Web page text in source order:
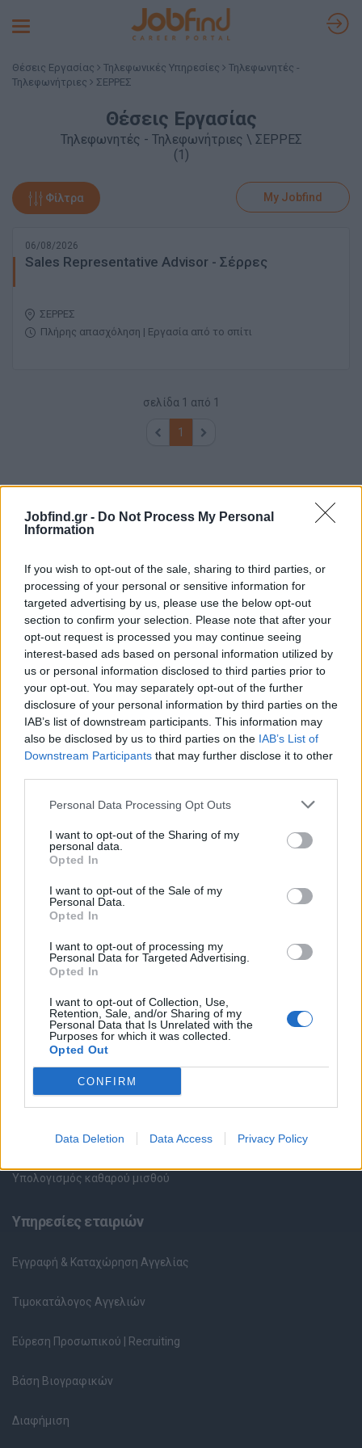
Jobfind.gr - Do Not Process My Personal
Information
If you wish to opt-out of the sale, sharing to third parties, or
processing of your personal or sensitive information for
targeted advertising by us, please use the below opt-out
section to confirm your selection. Please note that after your
opt-out request is processed you may continue seeing
interest-based ads based on personal information utilized by
us or personal information disclosed to third parties prior to
your opt-out. You may separately opt-out of the further
disclosure of your personal information by third parties on the
IAB’s list of downstream participants. This information may
also be disclosed by us to third parties on the IAB’s List of
Downstream Participants that may further disclose it to other
Personal Data Processing Opt Outs
I want to opt-out of the Sharing of my
personal data.
Opted In
I want to opt-out of the Sale of my
Personal Data.
Opted In
I want to opt-out of processing my
Personal Data for Targeted Advertising.
Opted In
I want to opt-out of Collection, Use,
Retention, Sale, and/or Sharing of my
Personal Data that Is Unrelated with the
Purposes for which it was collected.
Opted Out
CONFIRM
Data Deletion Data Access Privacy Policy
Toggle
Θέσεις Εργασίας Τηλεφωνικές Υπηρεσίες
Τηλεφωνητές -
Τηλεφωνήτριες
ΣΕΡΡΕΣ
Θέσεις Εργασίας
Τηλεφωνητές - Τηλεφωνήτριες \ ΣΕΡΡΕΣ
(1)
Φίλτρα My Jobfind
06/08/2026
Sales Representative Advisor - Σέρρες
ΣΕΡΡΕΣ
Πλήρης απασχόληση | Εργασία από το σπίτι
σελίδα 1 από 1
1
Θέσεις εργασίας
Θέσεις Εργασίας ανά Ειδικότητα
Θέσεις Εργασίας ανά Εταιρεία
Κέντρο Βοήθειας
Καταχώρηση Online Βιογραφικού
Συμβουλές Καριέρας
HR corner
Περιγραφές Θέσεων Εργασίας
Ερωτήσεις συνεντεύξεων
Υπολογισμός καθαρού μισθού
Υπηρεσίες εταιριών
Εγγραφή & Καταχώρηση Αγγελίας
Τιμοκατάλογος Αγγελιών
Εύρεση Προσωπικού | Recruiting
Βάση Βιογραφικών
Διαφήμιση